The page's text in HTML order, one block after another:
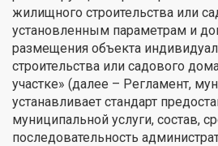
жилищного строительства или
установленным параметрам и
размещения объекта
строительства или садового
участке» (далее – Регламент,
устанавливает стандарт
муниципальной услуги, состав,
последовательность